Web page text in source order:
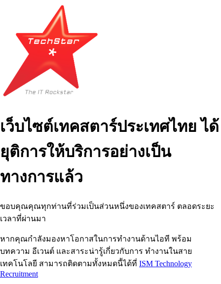
เว็บไซต์เทคสตาร์ประเทศไทย ได้
ยุติการให้บริการอย่างเป็น
ทางการแล้ว
ขอบคุณคุณทุกท่านที่ร่วมเป็นส่วนหนึ่งของเทคสตาร์ ตลอดระยะ
เวลาที่ผ่านมา
หากคุณกำลังมองหาโอกาสในการทำงานด้านไอที พร้อม
บทความ อีเวนต์ และสาระน่ารู้เกี่ยวกับการ ทำงานในสาย
เทคโนโลยี สามารถติดตามทั้งหมดนี้ได้ที่ ISM Technology
Recruitment